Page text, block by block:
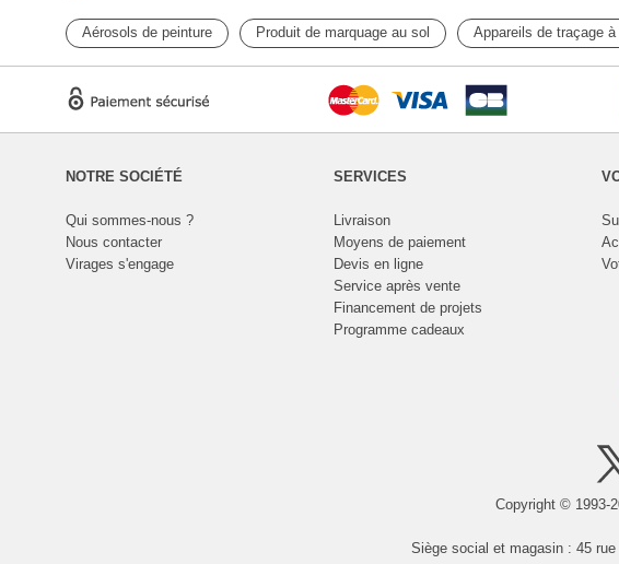
Aérosols de peinture Produit de marquage au sol Appareils de traçage à
NOTRE SOCIÉTÉ
Qui sommes-nous ?
Nous contacter
Virages s'engage
SERVICES
Livraison
Moyens de paiement
Devis en ligne
Service après vente
Financement de projets
Programme cadeaux
Copyright © 1993-
Siège social et magasin : 45